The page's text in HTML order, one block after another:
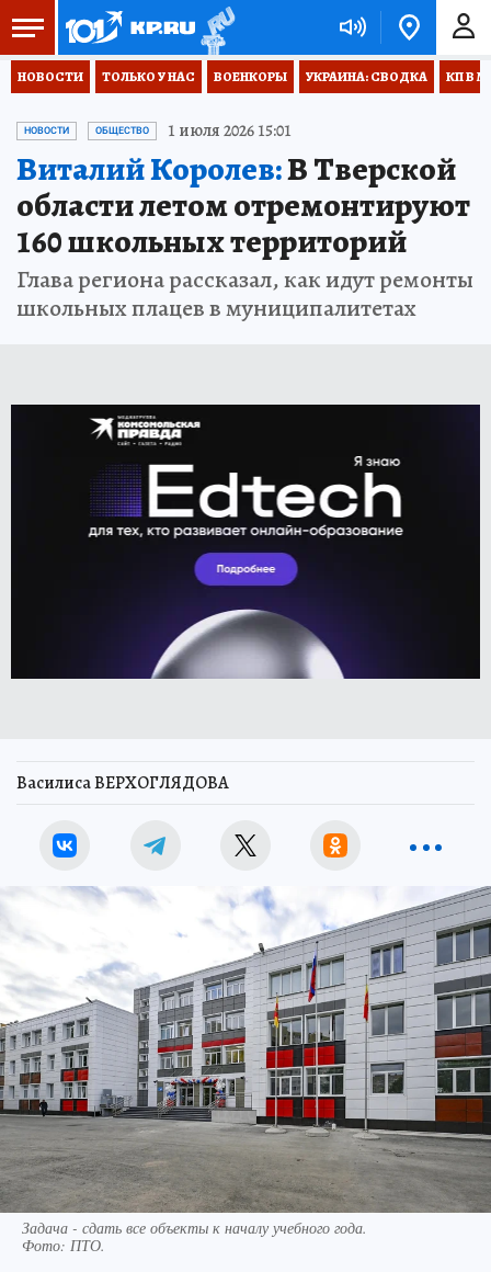
НОВОСТИ ТОЛЬКО У НАС ВОЕНКОРЫ УКРАИНА: СВОДКА КП В
НОВОСТИ ОБЩЕСТВО 1 июля 2026 15:01
Виталий Королев:В Тверской
области летом отремонтируют
160 школьных территорий
Глава региона рассказал, как идут ремонты
школьных плацев в муниципалитетах
Василиса ВЕРХОГЛЯДОВА
Задача - сдать все объекты к началу учебного года.
Фото: ПТО.